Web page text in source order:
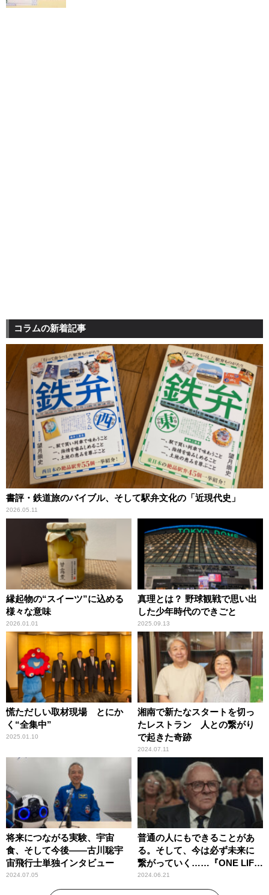
コラムの新着記事
書評・鉄道旅のバイブル、そして駅弁文化の「近現代史」
2026.05.11
縁起物の“スイーツ”に込める
様々な意味
2026.01.01
真理とは？ 野球観戦で思い出
した少年時代のできごと
2025.09.13
慌ただしい取材現場 とにか
く“全集中”
2025.01.10
湘南で新たなスタートを切っ
たレストラン 人との繋がり
で起きた奇跡
2024.07.11
将来につながる実験、宇宙
食、そして今後――古川聡宇
宙飛行士単独インタビュー
2024.07.05
普通の人にもできることがあ
る。そして、今は必ず未来に
繋がっていく……『ONE LIFE
奇跡が繋いだ6000の命』
2024.06.21